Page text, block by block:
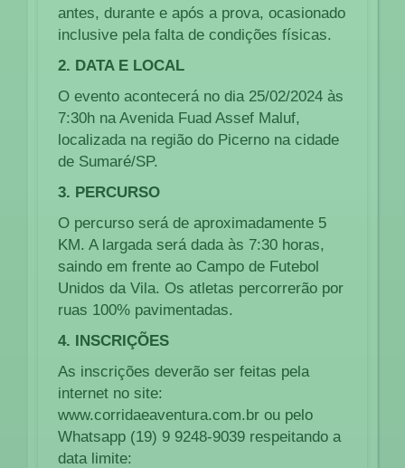
antes, durante e após a prova, ocasionado
inclusive pela falta de condições físicas.
2. DATA E LOCAL
O evento acontecerá no dia 25/02/2024 às
7:30h na Avenida Fuad Assef Maluf,
localizada na região do Picerno na cidade
de Sumaré/SP.
3. PERCURSO
O percurso será de aproximadamente 5
KM. A largada será dada às 7:30 horas,
saindo em frente ao Campo de Futebol
Unidos da Vila. Os atletas percorrerão por
ruas 100% pavimentadas.
4. INSCRIÇÕES
As inscrições deverão ser feitas pela
internet no site:
www.corridaeaventura.com.br ou pelo
Whatsapp (19) 9 9248-9039 respeitando a
data limite: